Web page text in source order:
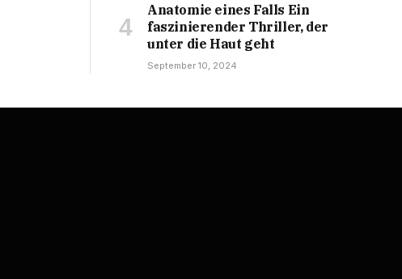
Anatomie eines Falls Ein
faszinierender Thriller, der
unter die Haut geht
September 10, 2024